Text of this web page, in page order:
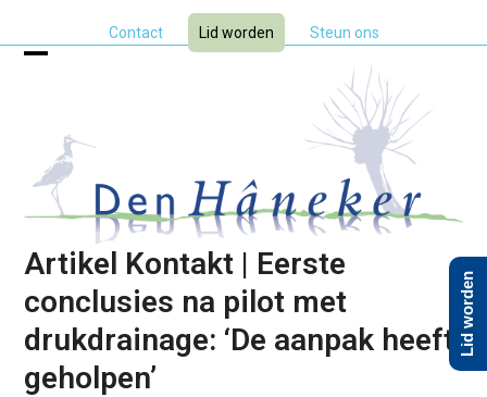
Contact Lid worden Steun ons
menu
menu
Artikel Kontakt | Eerste
conclusies na pilot met
drukdrainage: ‘De aanpak heeft
geholpen’
Lid worden